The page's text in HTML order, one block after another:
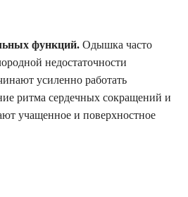
функций. Одышка часто
недостаточности
усиленно работать
ритма сердечных сокращений и
учащенное и поверхностное